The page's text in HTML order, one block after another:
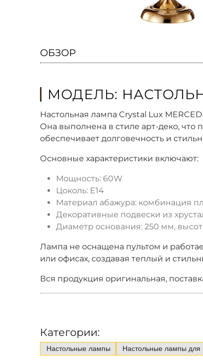
ОБЗОР
МОДЕЛЬ:
Настольная лампа Crystal Lux
Она выполнена в стиле арт-деко, что
обеспечивает долговечность и
Основные характеристики включают:
Мощность: 60W
Цоколь: E14
Материал абажура: комбинация
Декоративные подвески из
Диаметр основания: 250 мм,
Лампа не оснащена пультом и
или офисах, создавая теплый и
Вся продукция оригинальная,
Категории:
Настольные лампы Настольные лампы для